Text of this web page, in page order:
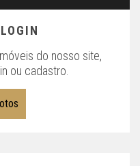
do nosso site,
ou cadastro.